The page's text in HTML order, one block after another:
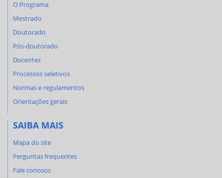
O Programa
Mestrado
Doutorado
Pós-doutorado
Docentes
Processos seletivos
Normas e regulamentos
Orientações gerais
SAIBA MAIS
Mapa do site
Perguntas frequentes
Fale conosco